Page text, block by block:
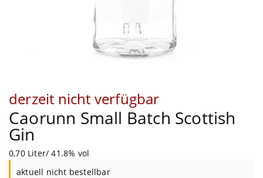
derzeit nicht verfügbar
Caorunn Small Batch Scottish
Gin
0,70 Liter/ 41.8% vol
aktuell nicht bestellbar